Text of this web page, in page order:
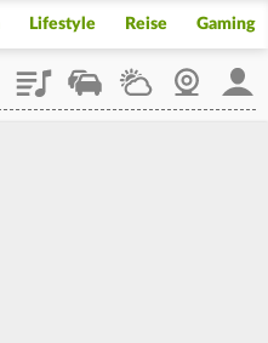
Lifestyle Reise Gaming
PlaylistStaupilotWetterWebcam